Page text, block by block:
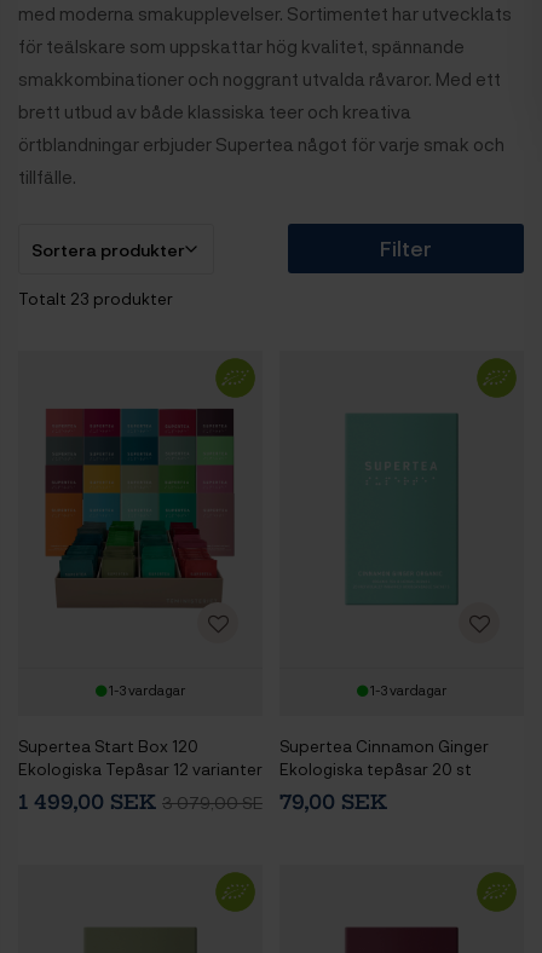
med moderna smakupplevelser. Sortimentet har utvecklats
för teälskare som uppskattar hög kvalitet, spännande
smakkombinationer och noggrant utvalda råvaror. Med ett
brett utbud av både klassiska teer och kreativa
örtblandningar erbjuder Supertea något för varje smak och
tillfälle.
Totalt 23 produkter
Filter
1-3 vardagar
Supertea Start Box 120
Ekologiska Tepåsar 12 varianter
Inkl. 1 av varje variant Supertea
Ekologiska Tepåsar 20 st
1 499,00 SEK 3 079,00 SEK
1-3 vardagar
Supertea Cinnamon Ginger
Ekologiska tepåsar 20 st
79,00 SEK